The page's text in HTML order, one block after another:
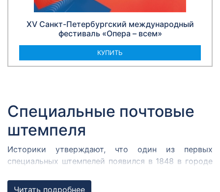
XV Санкт-Петербургский международный
фестиваль «Опера – всем»
КУПИТЬ
Специальные почтовые
штемпеля
Историки утверждают, что один из первых
специальных штемпелей появился в 1848 в городе
собрался Кромержижский парламент.
Читать подробнее